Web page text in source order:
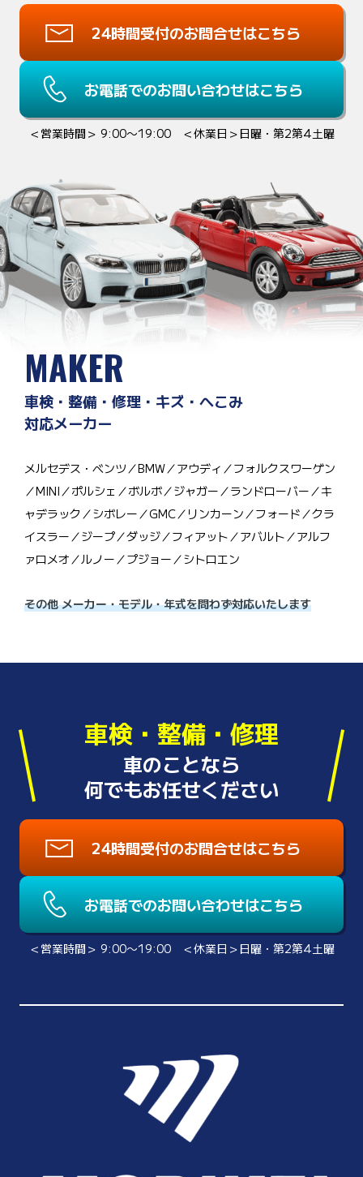
24時間受付のお問合せはこちら
お電話でのお問い合わせはこちら
＜営業時間＞ 9:00〜19:00 ＜休業日＞日曜・第2第4土曜
MAKER
車検・整備・修理・キズ・へこみ
対応メーカー
メルセデス・ベンツ／BMW／アウディ／フォルクスワーゲン
／MINI／ポルシェ／ボルボ／ジャガー／ランドローバー／キ
ャデラック／シボレー／GMC／リンカーン／フォード／クラ
イスラー／ジープ／ダッジ／フィアット／アバルト／アルフ
ァロメオ／ルノー／プジョー／シトロエン
その他 メーカー・モデル・年式を問わず対応いたします
車検・整備・修理
車のことなら
何でもお任せください
24時間受付のお問合せはこちら
お電話でのお問い合わせはこちら
＜営業時間＞ 9:00〜19:00 ＜休業日＞日曜・第2第4土曜